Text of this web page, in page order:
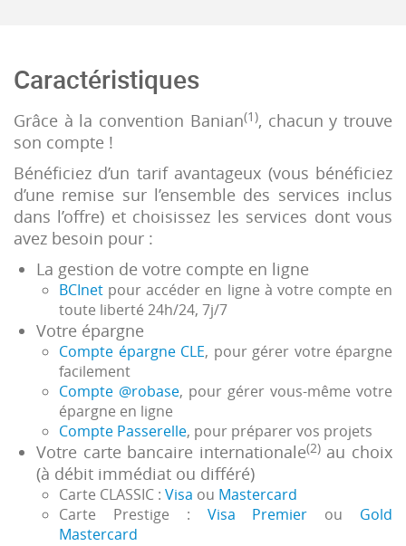
Caractéristiques
Grâce à la convention Banian(1), chacun y trouve
son compte !
Bénéficiez d’un tarif avantageux (vous bénéficiez
d’une remise sur l’ensemble des services inclus
dans l’offre) et choisissez les services dont vous
avez besoin pour :
La gestion de votre compte en ligne
BCInet pour accéder en ligne à votre compte en
toute liberté 24h/24, 7j/7
Votre épargne
Compte épargne CLE, pour gérer votre épargne
facilement
Compte @robase, pour gérer vous-même votre
épargne en ligne
Compte Passerelle, pour préparer vos projets
Votre carte bancaire internationale(2)au choix
(à débit immédiat ou différé)
Carte CLASSIC : Visa ou Mastercard
Carte Prestige : Visa Premier ou Gold
Mastercard